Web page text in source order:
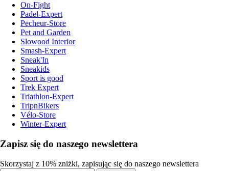
On-Fight
Padel-Expert
Pecheur-Store
Pet and Garden
Slowood Interior
Smash-Expert
Sneak'In
Sneakids
Sport is good
Trek Expert
Triathlon-Expert
TripnBikers
Vélo-Store
Winter-Expert
Zapisz się do naszego newslettera
Skorzystaj z 10% zniżki, zapisując się do naszego newslettera